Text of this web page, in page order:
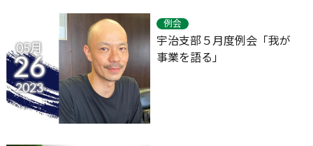
05月
26
2023
例会
宇治支部５月度例会「我が
事業を語る」